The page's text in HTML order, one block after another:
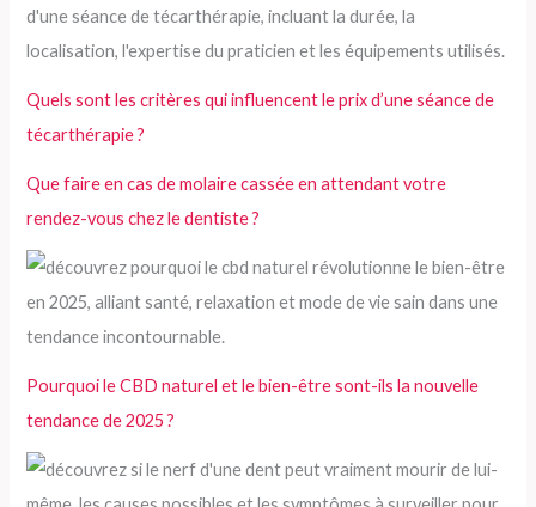
Quels sont les critères qui influencent le prix d’une séance de
técarthérapie ?
Que faire en cas de molaire cassée en attendant votre
rendez-vous chez le dentiste ?
Pourquoi le CBD naturel et le bien-être sont-ils la nouvelle
tendance de 2025 ?